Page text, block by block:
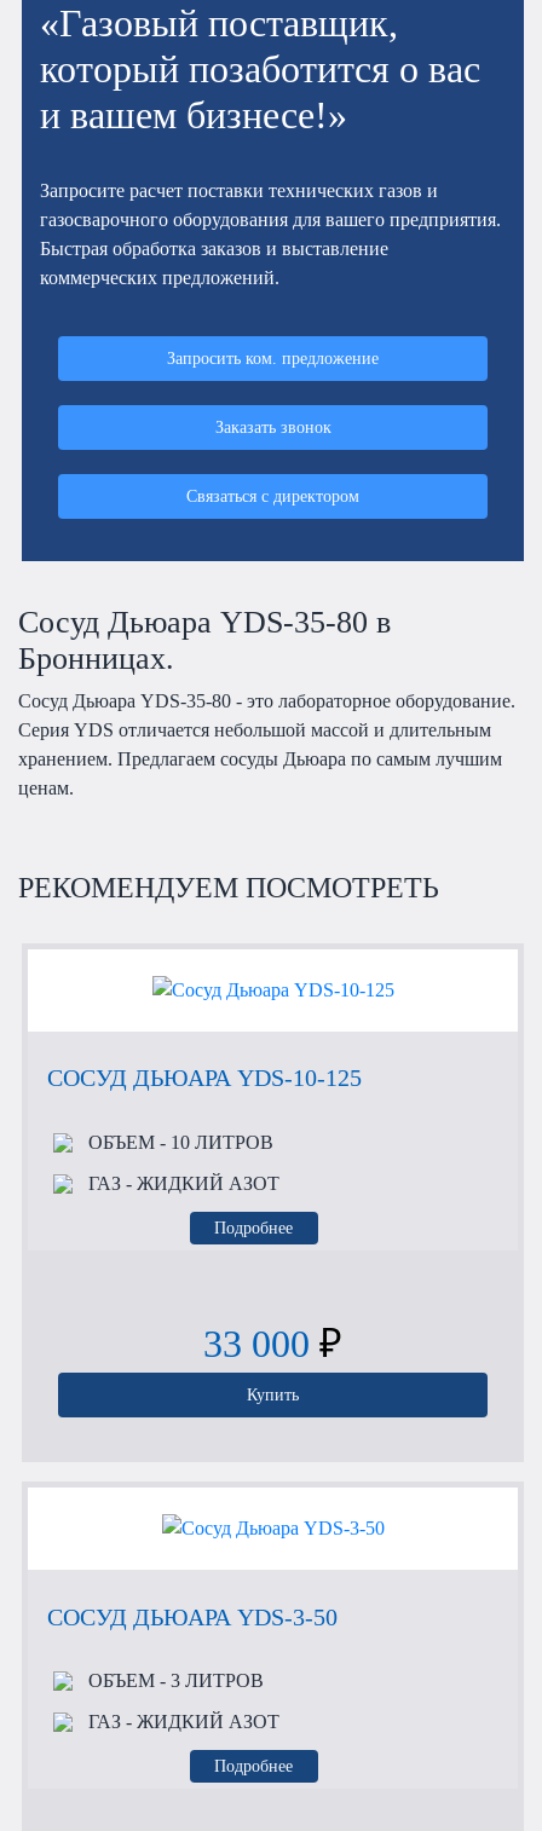
«Газовый поставщик,
который позаботится о вас
и вашем бизнесе!»
Запросите расчет поставки технических газов и
газосварочного оборудования для вашего предприятия.
Быстрая обработка заказов и выставление
коммерческих предложений.
Запросить ком. предложение
Заказать звонок
Связаться с директором
Сосуд Дьюара YDS-35-80 в
Бронницах.
Сосуд Дьюара YDS-35-80 - это лабораторное оборудование.
Серия YDS отличается небольшой массой и длительным
хранением. Предлагаем сосуды Дьюара по самым лучшим
ценам.
РЕКОМЕНДУЕМ ПОСМОТРЕТЬ
СОСУД ДЬЮАРА YDS-10-125
ОБЪЕМ- 10 ЛИТРОВ
ГАЗ- ЖИДКИЙ АЗОТ
Подробнее
33 000 ₽
Купить
СОСУД ДЬЮАРА YDS-3-50
ОБЪЕМ- 3 ЛИТРОВ
ГАЗ- ЖИДКИЙ АЗОТ
Подробнее